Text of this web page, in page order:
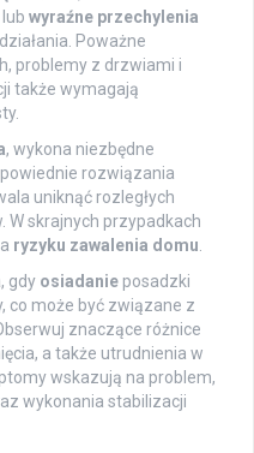
wyraźne przechylenia
Poważne
problemy z drzwiami i
także wymagają
, wykona niezbędne
rozwiązania
uniknąć rozległych
skrajnych przypadkach
ryzyku zawalenia domu.
gdy osiadanie posadzki
co może być związane z
znaczące różnice
a także utrudnienia w
wskazują na problem,
wykonania stabilizacji